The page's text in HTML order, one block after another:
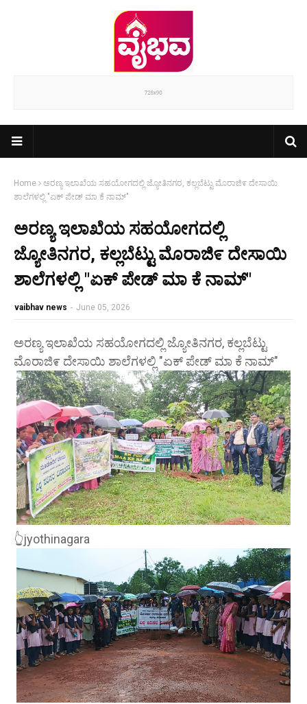
Home
ಅರಣ್ಯ ಇಲಾಖೆಯ ಸಹಯೋಗದಲ್ಲಿ ಜ್ಯೋತಿನಗರ, ಕಲ್ಲಬೆಟ್ಟು ಮೊರಾಜಿ೯ ದೇಸಾಯಿ
ಶಾಲೆಗಳಲ್ಲಿ "ಏಕ್ ಪೇಡ್ ಮಾ ಕೆ ನಾಮ್"
ಅರಣ್ಯ ಇಲಾಖೆಯ ಸಹಯೋಗದಲ್ಲಿ
ಜ್ಯೋತಿನಗರ, ಕಲ್ಲಬೆಟ್ಟು ಮೊರಾಜಿ೯ ದೇಸಾಯಿ
ಶಾಲೆಗಳಲ್ಲಿ "ಏಕ್ ಪೇಡ್ ಮಾ ಕೆ ನಾಮ್"
vaibhav news - June 05, 2026
ಅರಣ್ಯ ಇಲಾಖೆಯ ಸಹಯೋಗದಲ್ಲಿ ಜ್ಯೋತಿನಗರ, ಕಲ್ಲಬೆಟ್ಟು
ಮೊರಾಜಿ೯ ದೇಸಾಯಿ ಶಾಲೆಗಳಲ್ಲಿ "ಏಕ್ ಪೇಡ್ ಮಾ ಕೆ ನಾಮ್"
👆jyothinagara